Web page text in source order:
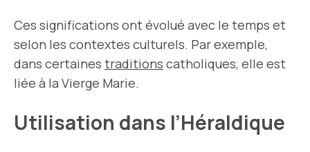
Ces significations ont évolué avec le temps et
selon les contextes culturels. Par exemple,
dans certaines traditions catholiques, elle est
liée à la Vierge Marie.
Utilisation dans l’Héraldique